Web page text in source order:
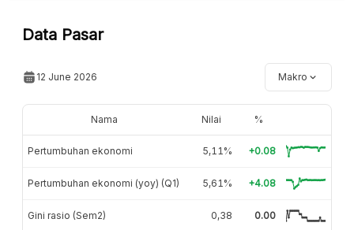
Data Pasar
12 June 2026 Makro
Nama Nilai %
Pertumbuhan ekonomi 5,11% +0.08
Pertumbuhan ekonomi (yoy) (Q1) 5,61% +4.08
Gini rasio (Sem2) 0,38 0.00